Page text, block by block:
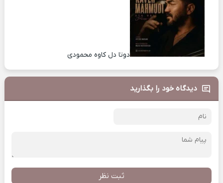
دوتا دل کاوه محمودی
دیدگاه خود را بگذارید
ثبت نظر